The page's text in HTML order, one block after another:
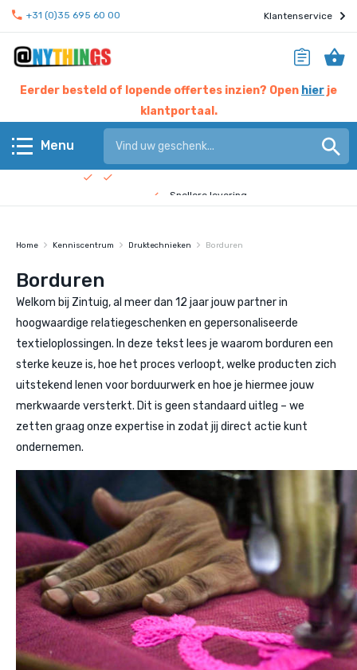
+31 (0)35 695 60 00 Klantenservice
Eerder besteld of lopende offertes inzien? Open hier je
klantportaal.
Menu
Anythings KERN assortiment
Anythings OVERIG assortiment
Pagina's
Nieuws
Hier werken experts voor jou
Snellere levering
Home Kenniscentrum Druktechnieken Borduren
Borduren
Welkom bij Zintuig, al meer dan 12 jaar jouw partner in
hoogwaardige relatiegeschenken en gepersonaliseerde
textieloplossingen. In deze tekst lees je waarom borduren een
sterke keuze is, hoe het proces verloopt, welke producten zich
uitstekend lenen voor borduurwerk en hoe je hiermee jouw
merkwaarde versterkt. Dit is geen standaard uitleg – we
zetten graag onze expertise in zodat jij direct actie kunt
ondernemen.